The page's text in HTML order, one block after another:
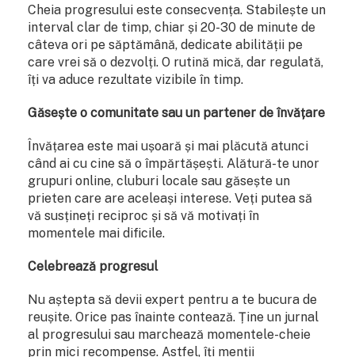
Cheia progresului este consecvența. Stabilește un
interval clar de timp, chiar și 20-30 de minute de
câteva ori pe săptămână, dedicate abilității pe
care vrei să o dezvolți. O rutină mică, dar regulată,
îți va aduce rezultate vizibile în timp.
Găsește o comunitate sau un partener de învățare
Învățarea este mai ușoară și mai plăcută atunci
când ai cu cine să o împărtășești. Alătură-te unor
grupuri online, cluburi locale sau găsește un
prieten care are aceleași interese. Veți putea să
vă susțineți reciproc și să vă motivați în
momentele mai dificile.
Celebrează progresul
Nu aștepta să devii expert pentru a te bucura de
reușite. Orice pas înainte contează. Ține un jurnal
al progresului sau marchează momentele-cheie
prin mici recompense. Astfel, îți menții